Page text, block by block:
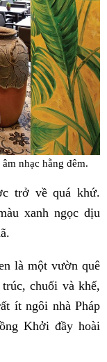
nhạc hằng đêm.
trở về quá khứ.
xanh ngọc dịu
là một vườn quê
chuối và khế,
ít ngôi nhà Pháp
Khởi đầy hoài